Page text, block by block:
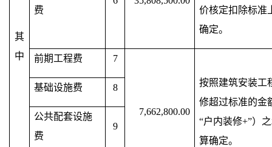
其
中
费
价核定扣除标准
确定。
前期工程费 7
7,662,800.00
按照建筑安装工
修超过标准的金
“户内装修+”）
算确定。
基础设施费 8
公共配套设施
费
9